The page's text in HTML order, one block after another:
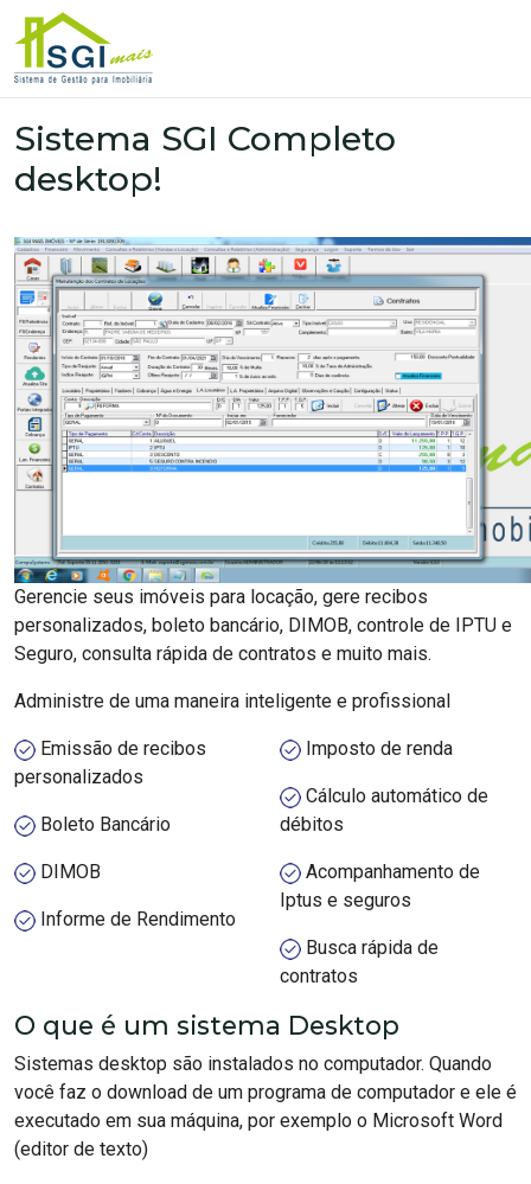
Sistema SGI Completo
desktop!
Gerencie seus imóveis para locação, gere recibos
personalizados, boleto bancário, DIMOB, controle de IPTU e
Seguro, consulta rápida de contratos e muito mais.
Administre de uma maneira inteligente e profissional
Emissão de recibos
personalizados
Boleto Bancário
DIMOB
Informe de Rendimento
Imposto de renda
Cálculo automático de
débitos
Acompanhamento de
Iptus e seguros
Busca rápida de
contratos
O que é um sistema Desktop
Sistemas desktop são instalados no computador. Quando
você faz o download de um programa de computador e ele é
executado em sua máquina, por exemplo o Microsoft Word
(editor de texto)